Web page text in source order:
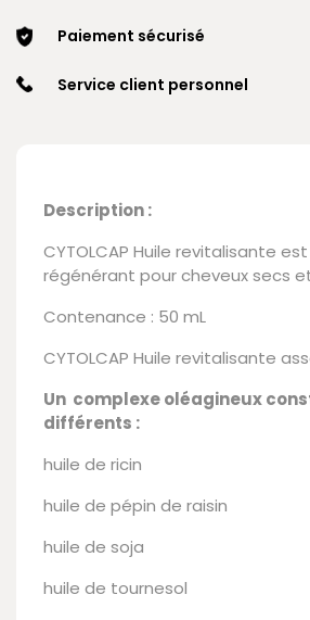
Paiement sécurisé
Service client personnel
Description :
CYTOLCAP Huile revitalisante
régénérant pour cheveux secs
Contenance : 50 mL
CYTOLCAP Huile revitalisante
Un complexe oléagineux
différents :
huile de ricin
huile de pépin de raisin
huile de soja
huile de tournesol